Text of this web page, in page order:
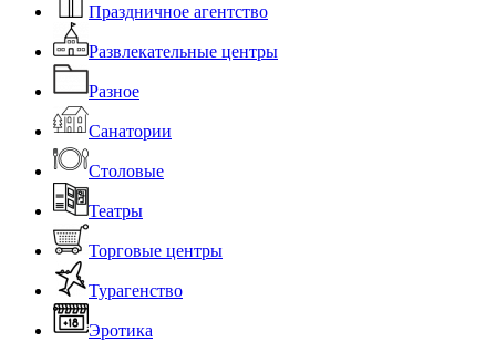
Праздничное агентство
Развлекательные центры
Разное
Санатории
Столовые
Театры
Торговые центры
Турагенство
Эротика